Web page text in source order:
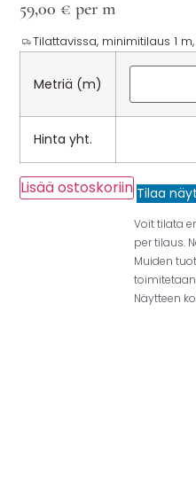
59,00 € per m
Tilattavissa, minimitilaus 1
Metriä (m)
Hinta yht.
Lisää ostoskoriin Tilaa
Voit tilata
per tilaus.
Muiden
Näytteen